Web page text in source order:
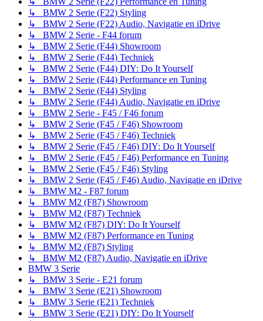
↳ BMW 2 Serie (F22) Styling
↳ BMW 2 Serie (F22) Audio, Navigatie en iDrive
↳ BMW 2 Serie - F44 forum
↳ BMW 2 Serie (F44) Showroom
↳ BMW 2 Serie (F44) Techniek
↳ BMW 2 Serie (F44) DIY: Do It Yourself
↳ BMW 2 Serie (F44) Performance en Tuning
↳ BMW 2 Serie (F44) Styling
↳ BMW 2 Serie (F44) Audio, Navigatie en iDrive
↳ BMW 2 Serie - F45 / F46 forum
↳ BMW 2 Serie (F45 / F46) Showroom
↳ BMW 2 Serie (F45 / F46) Techniek
↳ BMW 2 Serie (F45 / F46) DIY: Do It Yourself
↳ BMW 2 Serie (F45 / F46) Performance en Tuning
↳ BMW 2 Serie (F45 / F46) Styling
↳ BMW 2 Serie (F45 / F46) Audio, Navigatie en iDrive
↳ BMW M2 - F87 forum
↳ BMW M2 (F87) Showroom
↳ BMW M2 (F87) Techniek
↳ BMW M2 (F87) DIY: Do It Yourself
↳ BMW M2 (F87) Performance en Tuning
↳ BMW M2 (F87) Styling
↳ BMW M2 (F87) Audio, Navigatie en iDrive
BMW 3 Serie
↳ BMW 3 Serie - E21 forum
↳ BMW 3 Serie (E21) Showroom
↳ BMW 3 Serie (E21) Techniek
↳ BMW 3 Serie (E21) DIY: Do It Yourself